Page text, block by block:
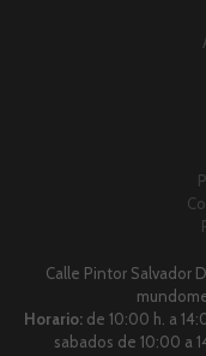
Calle Pintor Salvador
Horario: de 10:00 h. a
sabados de 10:00 a